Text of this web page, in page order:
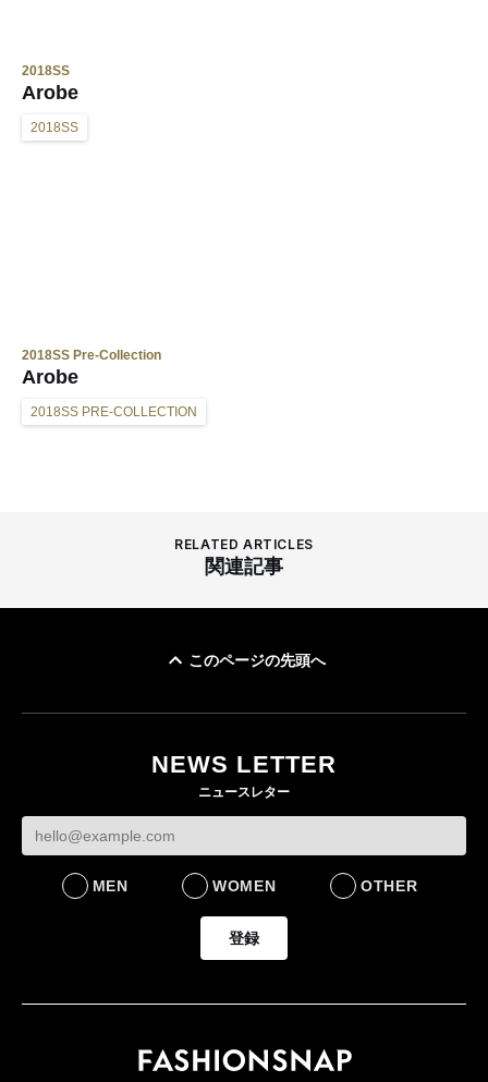
2018SS
Arobe
2018SS
2018SS Pre-Collection
Arobe
2018SS PRE-COLLECTION
RELATED ARTICLES
関連記事
このページの先頭へ
NEWS LETTER
ニュースレター
MEN WOMEN OTHER
登録